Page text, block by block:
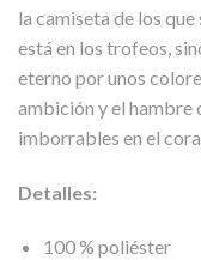
la camiseta de los
está en los trofeos,
eterno por unos
ambición y el hambre
imborrables en el
Detalles:
100 % poliéster